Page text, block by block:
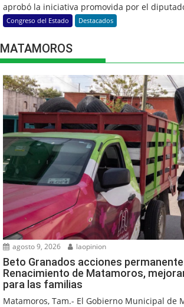
aprobó la iniciativa promovida por el
Congreso del Estado Destacados
MATAMOROS
agosto 9, 2026 laopinion
Beto Granados acciones
Renacimiento de Matamoros,
para las familias
Matamoros, Tam.- El Gobierno Municipal de